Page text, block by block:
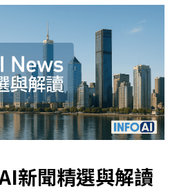
新聞精選與解讀